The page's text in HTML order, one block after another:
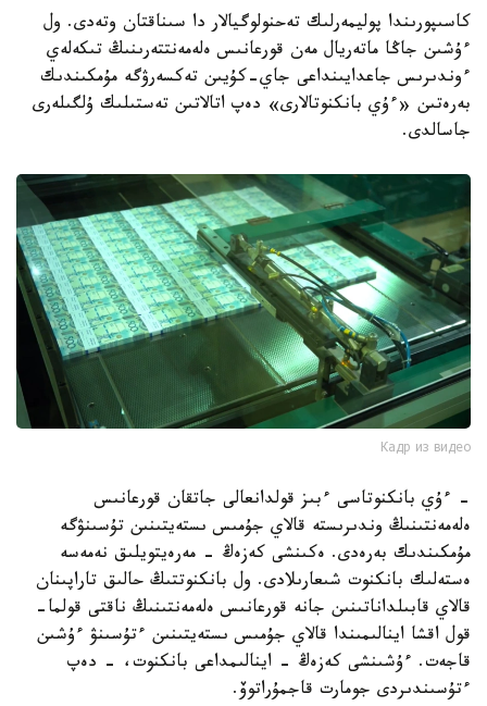
كاسىپورىندا پوليمەرلىك تەحنولوگيالار دا سىناقتان وتەدى. ول
ءۇشىن جاڭا ماتەريال مەن قورعانىس ەلەمەنتتەرىنىڭ تىكەلەي
ءوندىرىس جاعدايىنداعى جاي-كۇيىن تەكسەرۋگە مۇمكىندىك
بەرەتىن «ءۇي بانكنوتالارى» دەپ اتالاتىن تەستىلىك ۇلگىلەرى
جاسالدى.
Кадр из видео
- ءۇي بانكنوتاسى ءبىز قولدانعالى جاتقان قورعانىس
ەلەمەنتىنىڭ وندىرىستە قالاي جۇمىس ىستەيتىنىن تۇسىنۋگە
مۇمكىندىك بەرەدى. ەكىنشى كەزەڭ - مەرەيتويلىق نەمەسە
ەستەلىك بانكنوت شىعارىلادى. ول بانكنوتتىڭ حالىق تاراپىنان
قالاي قابىلداناتىنىن جانە قورعانىس ەلەمەنتىنىڭ ناقتى قولما-
قول اقشا اينالىمىندا قالاي جۇمىس ىستەيتىنىن ءتۇسىنۋ ءۇشىن
قاجەت. ءۇشىنشى كەزەڭ - اينالىمداعى بانكنوت، - دەپ
ءتۇسىندىردى جومارت قاجمۇراتوۆ.